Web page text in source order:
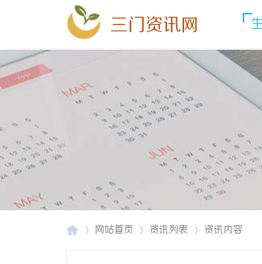
三门资讯网
网站首页 资讯列表 资讯内容